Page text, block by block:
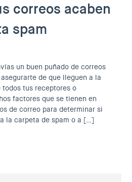
correos acaben
spam
un buen puñado de correos
de que lleguen a la
todos tus receptores o
factores que se tienen en
de correo para determinar si
la carpeta de spam o a […]